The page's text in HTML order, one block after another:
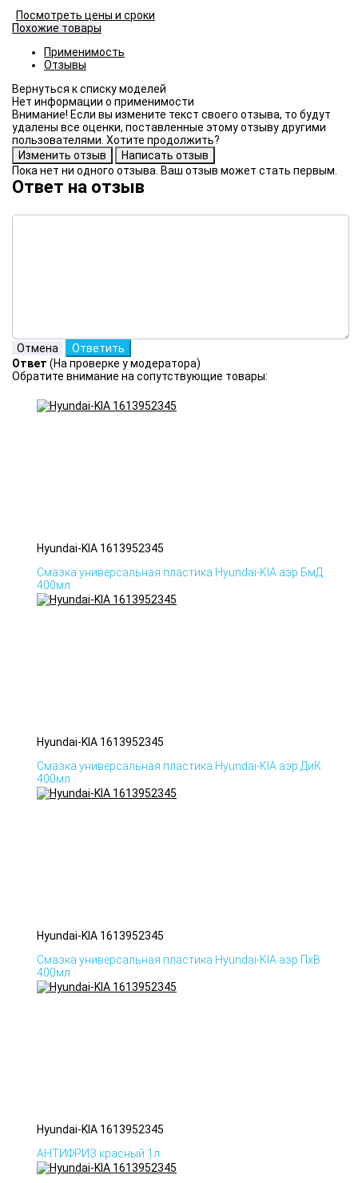
Посмотреть цены и сроки
Похожие товары
Применимость
Отзывы
Нет информации о применимости
Внимание! Если вы измените текст своего отзыва, то будут
удалены все оценки, поставленные этому отзыву другими
пользователями. Хотите продолжить?
Пока нет ни одного отзыва. Ваш отзыв может стать первым.
Ответ на отзыв
Ответ (На проверке у модератора)
Обратите внимание на сопутствующие товары:
Hyundai-KIA 1613952345
Смазка универсальная пластика Hyundai-KIA аэр БмД
400мл
Hyundai-KIA 1613952345
Смазка универсальная пластика Hyundai-KIA аэр ДиК
400мл
Hyundai-KIA 1613952345
Смазка универсальная пластика Hyundai-KIA аэр ПхВ
400мл
Hyundai-KIA 1613952345
АНТИФРИЗ красный 1л.